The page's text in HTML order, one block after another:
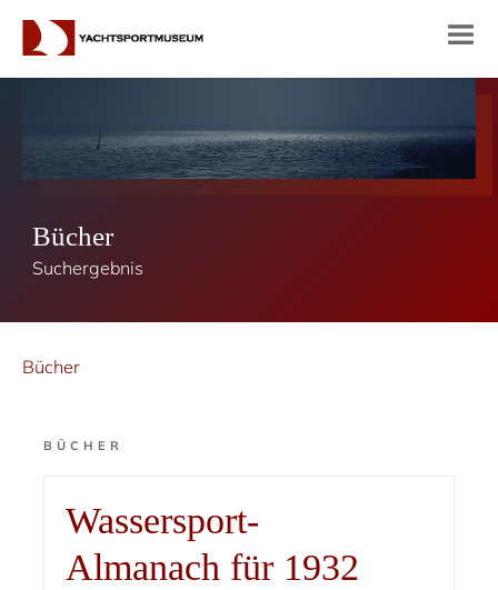
Bücher
Suchergebnis
Bücher
BÜCHER
Wassersport-
Almanach für 1932